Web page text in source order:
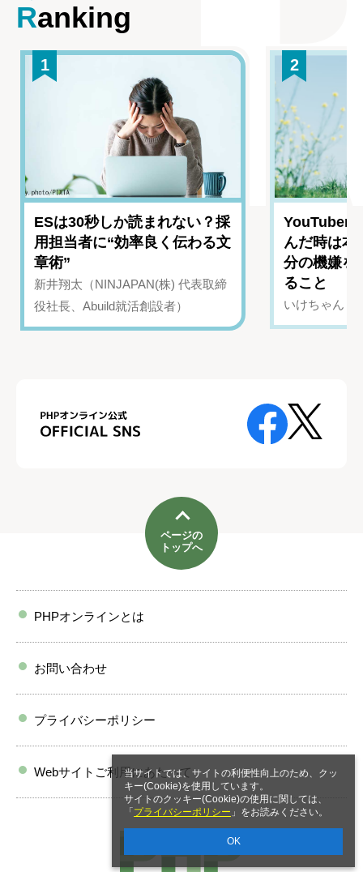
当サイトでは、サイトの利便性向上のため、クッ
キー(Cookie)を使用しています。
サイトのクッキー(Cookie)の使用に関しては、
「 プライバシーポリシー 」をお読みください。
OK
Ranking
1
ESは30秒しか読まれない？採
用担当者に“効率良く伝わる文
章術”
新井翔太（NINJAPAN(株) 代表取締
役社長、Abuild就活創設者）
2
YouTuber
んだ時は
分の機嫌を
ること
いけちゃん（
ページの
トップへ
PHPオンラインとは
お問い合わせ
プライバシーポリシー
Webサイトご利用にあたって